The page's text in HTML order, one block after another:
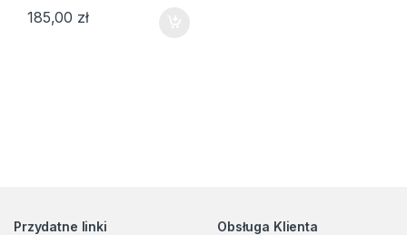
185,00 zł
Przydatne linki
Obsługa Klienta